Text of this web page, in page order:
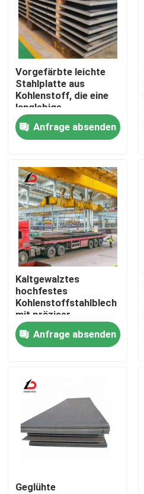
Produkte
Videos
Über uns
Werksbesichtigung
Qualitätskontrolle
Rechtssachen
Bitte um ein Angebot
Verzinkte Stahlspule
Vorgefärbte leichte
Stahlplatte aus
Kohlenstoff, die eine
langlebige
Beschichtung und eine
attraktive Oberfläche
für architektonische
Anfrage absenden
Kaltgewalztes
hochfestes
Kohlenstoffstahlblech
mit präziser
Dickenkontrolle für die
Fertigungs- und
Metallverarbeitungsindustrie
Anfrage absenden
Geglühte